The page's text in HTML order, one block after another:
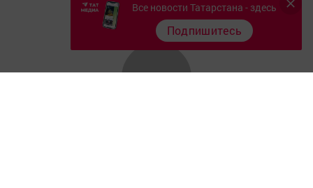
Все новости Татарстана - здесь
Подпишитесь